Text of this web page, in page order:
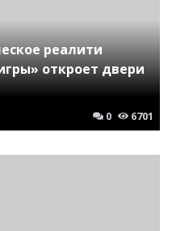
реалити
откроет двери
0 6701